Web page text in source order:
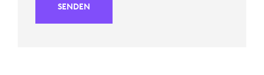
SENDEN